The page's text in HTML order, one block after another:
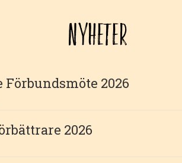
NYHETER
Förbundsmöte 2026
2026